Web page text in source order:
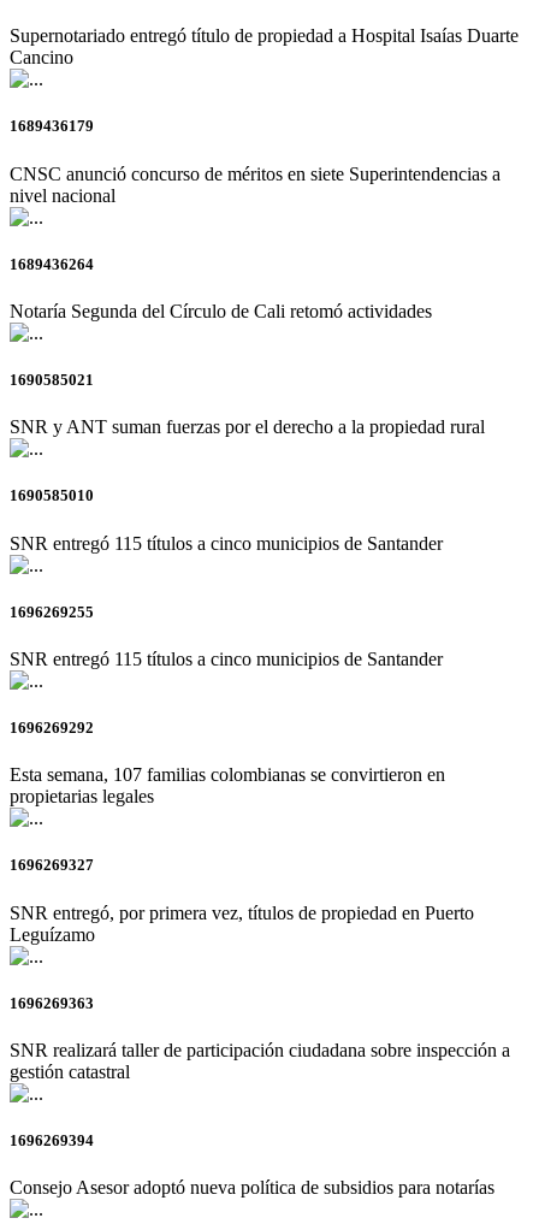
Supernotariado entregó título de propiedad a Hospital Isaías Duarte
Cancino
1689436179
CNSC anunció concurso de méritos en siete Superintendencias a
nivel nacional
1689436264
Notaría Segunda del Círculo de Cali retomó actividades
1690585021
SNR y ANT suman fuerzas por el derecho a la propiedad rural
1690585010
SNR entregó 115 títulos a cinco municipios de Santander
1696269255
SNR entregó 115 títulos a cinco municipios de Santander
1696269292
Esta semana, 107 familias colombianas se convirtieron en
propietarias legales
1696269327
SNR entregó, por primera vez, títulos de propiedad en Puerto
Leguízamo
1696269363
SNR realizará taller de participación ciudadana sobre inspección a
gestión catastral
1696269394
Consejo Asesor adoptó nueva política de subsidios para notarías